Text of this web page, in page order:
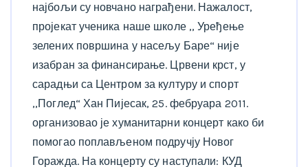
најбољи су новчано награђени. Нажалост,
пројекат ученика наше школе ,, Уређење
зелених површина у насељу Баре“ није
изабран за финансирање. Црвени крст, у
сарадњи са Центром за културу и спорт
,,Поглед“ Хан Пијесак, 25. фебруара 2011.
организовао је хуманитарни концерт како би
помогао поплављеном подручју Новог
Горажда. На концерту су наступали: КУД